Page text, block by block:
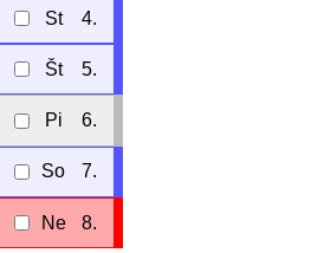
St 4.
Št 5.
Pi 6.
So 7.
Ne 8.